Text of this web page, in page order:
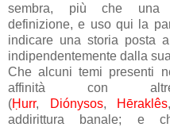
sembra, più che una
definizione, e uso qui la
indicare una storia posta
indipendentemente dalla
Che alcuni temi presenti
affinità con
(Ḥurr, Diónysos, Hēraklês
addirittura banale; e